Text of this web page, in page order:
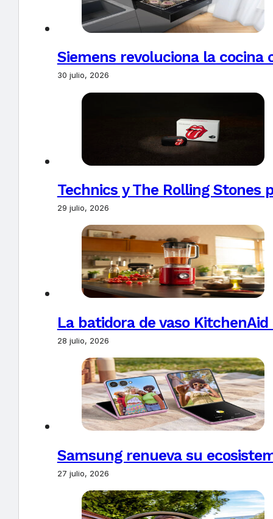
Siemens revoluciona la
30 julio, 2026
Technics y The Rolling Stones
29 julio, 2026
La batidora de vaso
28 julio, 2026
Samsung renueva su
27 julio, 2026